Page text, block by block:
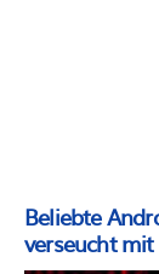
Beliebte
verseucht